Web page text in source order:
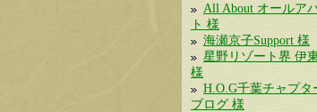
All About オールア
ト 様
海瀬京子Support 様
星野リゾート界 伊
様
H.O.G千葉チャプタ
ブログ 様